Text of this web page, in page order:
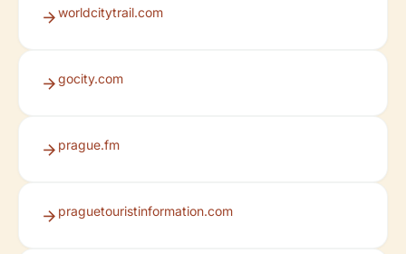
worldcitytrail.com
gocity.com
prague.fm
praguetouristinformation.com